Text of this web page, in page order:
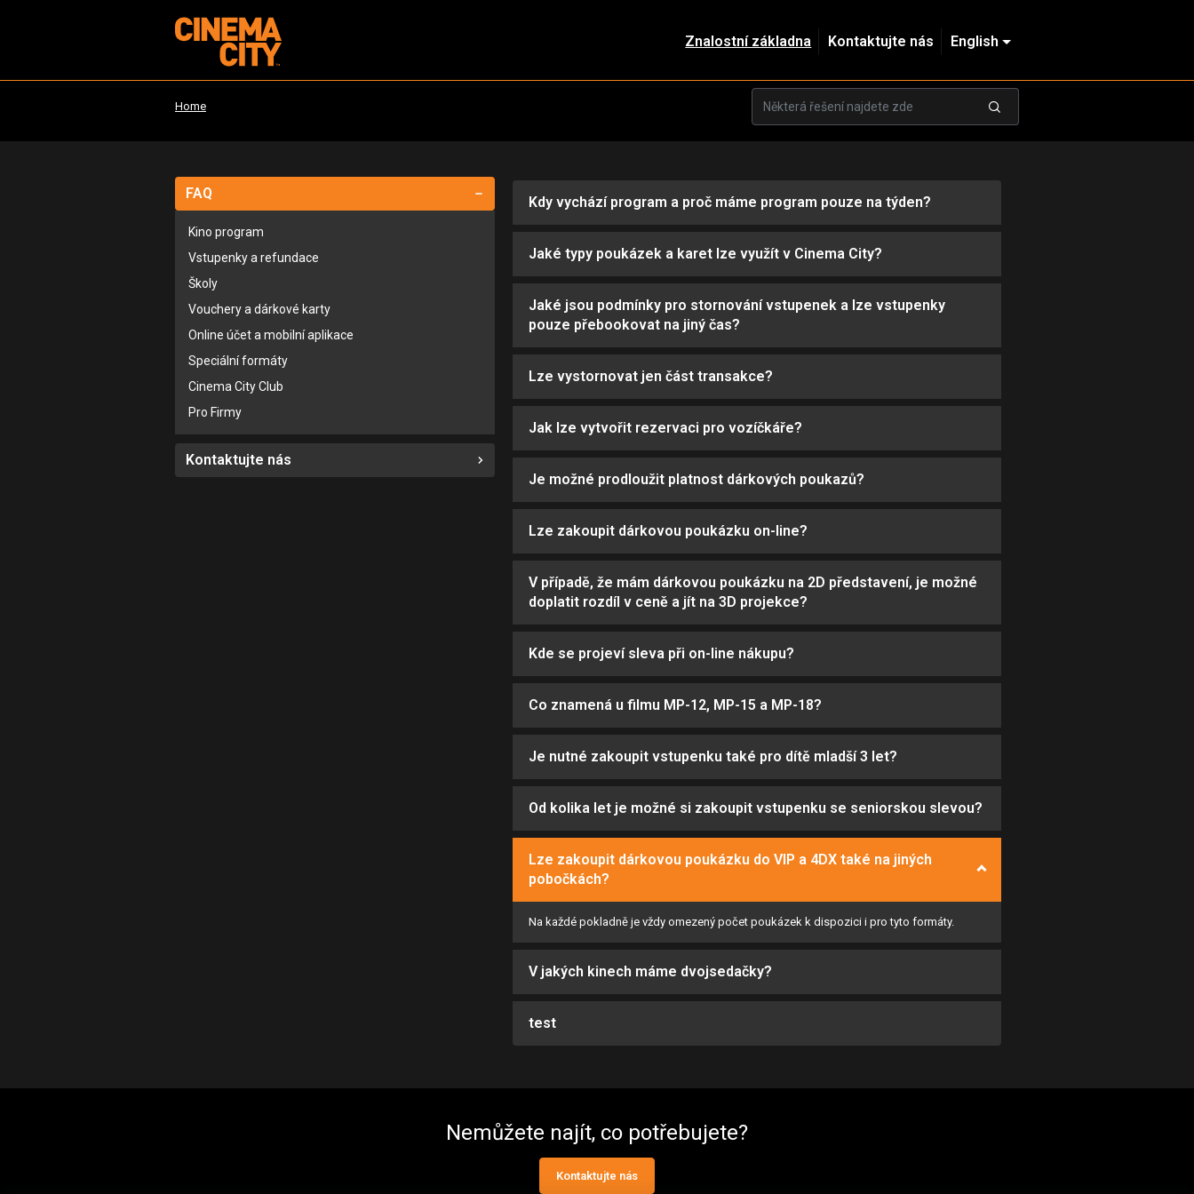
Znalostní základna Kontaktujte nás English
Home
FAQ
Kino program
Vstupenky a refundace
Školy
Vouchery a dárkové karty
Online účet a mobilní aplikace
Speciální formáty
Cinema City Club
Pro Firmy
Kontaktujte nás
Kdy vychází program a proč máme program pouze na týden?
Jaké typy poukázek a karet lze využít v Cinema City?
Jaké jsou podmínky pro stornování vstupenek a lze vstupenky
pouze přebookovat na jiný čas?
Lze vystornovat jen část transakce?
Jak lze vytvořit rezervaci pro vozíčkáře?
Je možné prodloužit platnost dárkových poukazů?
Lze zakoupit dárkovou poukázku on-line?
V případě, že mám dárkovou poukázku na 2D představení, je možné
doplatit rozdíl v ceně a jít na 3D projekce?
Kde se projeví sleva při on-line nákupu?
Co znamená u filmu MP-12, MP-15 a MP-18?
Je nutné zakoupit vstupenku také pro dítě mladší 3 let?
Od kolika let je možné si zakoupit vstupenku se seniorskou slevou?
Lze zakoupit dárkovou poukázku do VIP a 4DX také na jiných
pobočkách?
Na každé pokladně je vždy omezený počet poukázek k dispozici i pro tyto formáty.
V jakých kinech máme dvojsedačky?
test
Nemůžete najít, co potřebujete?
Kontaktujte nás